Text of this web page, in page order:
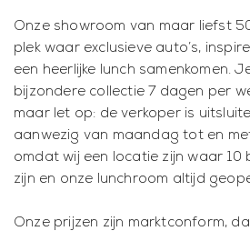
Onze showroom van maar liefst
plek waar exclusieve auto’s,
een heerlijke lunch samenkomen.
bijzondere collectie 7 dagen per
maar let op: de verkoper is
aanwezig van maandag tot en
omdat wij een locatie zijn waar 10
zijn en onze lunchroom altijd
Onze prijzen zijn marktconform,